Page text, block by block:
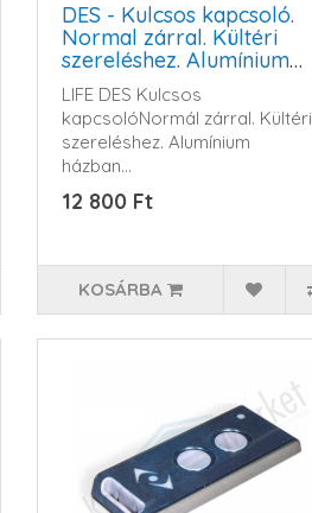
DES - Kulcsos kapcsoló.
Normal zárral. Kültéri
szereléshez. Alumínium
házban
LIFE DES Kulcsos
kapcsolóNormál zárral. Kültéri
szereléshez. Alumínium
házban...
12 800 Ft
KOSÁRBA